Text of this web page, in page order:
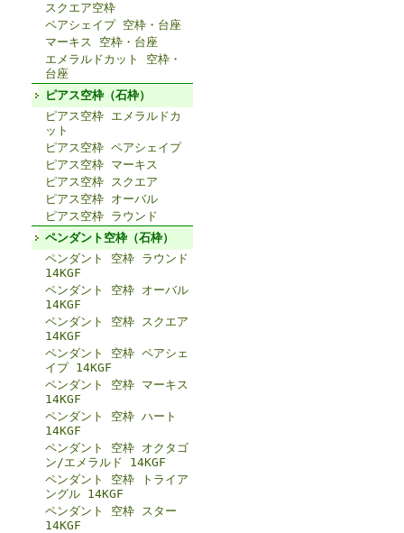
スクエア空枠
ペアシェイプ 空枠・台座
マーキス 空枠・台座
エメラルドカット 空枠・
台座
ピアス空枠（石枠）
ピアス空枠 エメラルドカ
ット
ピアス空枠 ペアシェイプ
ピアス空枠 マーキス
ピアス空枠 スクエア
ピアス空枠 オーバル
ピアス空枠 ラウンド
ペンダント空枠（石枠）
ペンダント 空枠 ラウンド
14KGF
ペンダント 空枠 オーバル
14KGF
ペンダント 空枠 スクエア
14KGF
ペンダント 空枠 ペアシェ
イプ 14KGF
ペンダント 空枠 マーキス
14KGF
ペンダント 空枠 ハート
14KGF
ペンダント 空枠 オクタゴ
ン/エメラルド 14KGF
ペンダント 空枠 トライア
ングル 14KGF
ペンダント 空枠 スター
14KGF